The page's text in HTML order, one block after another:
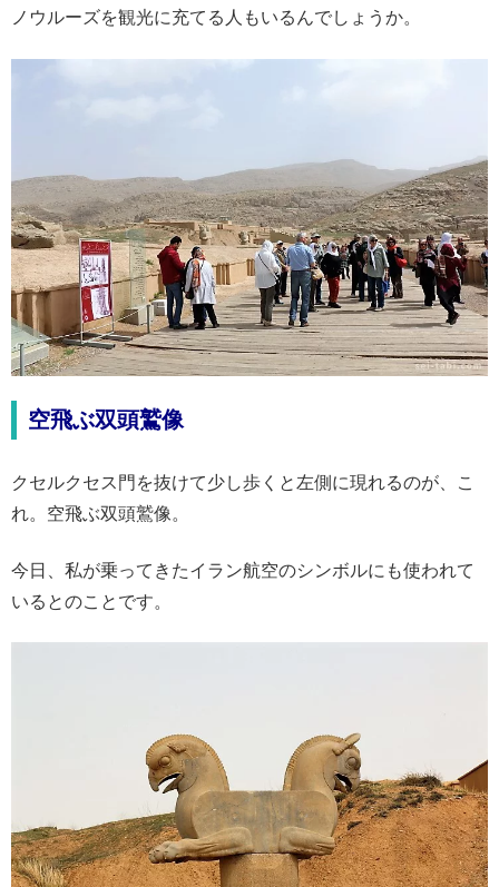
ノウルーズを観光に充てる人もいるんでしょうか。
空飛ぶ双頭鷲像
クセルクセス門を抜けて少し歩くと左側に現れるのが、こ
れ。空飛ぶ双頭鷲像。
今日、私が乗ってきたイラン航空のシンボルにも使われて
いるとのことです。